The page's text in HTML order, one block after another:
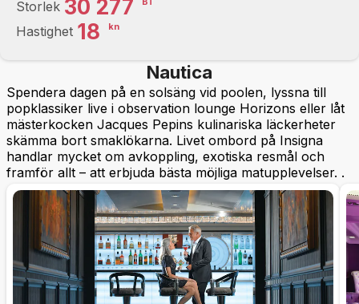
Storlek 30 277
Hastighet 18 kn
Nautica
Spendera dagen på en solsäng vid poolen, lyssna till
popklassiker live i observation lounge Horizons eller låt
mästerkocken Jacques Pepins kulinariska läckerheter
skämma bort smaklökarna. Livet ombord på Insigna
handlar mycket om avkoppling, exotiska resmål och
framför allt – att erbjuda bästa möjliga matupplevelser. .